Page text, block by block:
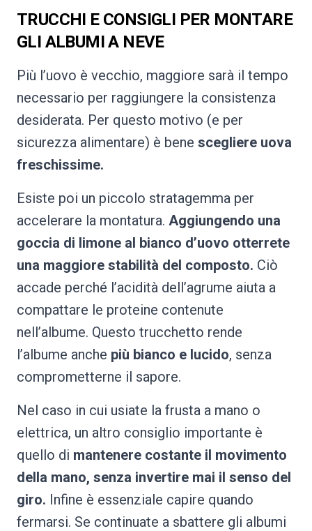
TRUCCHI E CONSIGLI PER MONTARE
GLI ALBUMI A NEVE
Più l’uovo è vecchio, maggiore sarà il tempo
necessario per raggiungere la consistenza
desiderata. Per questo motivo (e per
sicurezza alimentare) è bene scegliere uova
freschissime.
Esiste poi un piccolo stratagemma per
accelerare la montatura. Aggiungendo una
goccia di limone al bianco d’uovo otterrete
una maggiore stabilità del composto. Ciò
accade perché l’acidità dell’agrume aiuta a
compattare le proteine contenute
nell’albume. Questo trucchetto rende
l’albume anche più bianco e lucido, senza
comprometterne il sapore.
Nel caso in cui usiate la frusta a mano o
elettrica, un altro consiglio importante è
quello di mantenere costante il movimento
della mano, senza invertire mai il senso del
giro. Infine è essenziale capire quando
fermarsi. Se continuate a sbattere gli albumi